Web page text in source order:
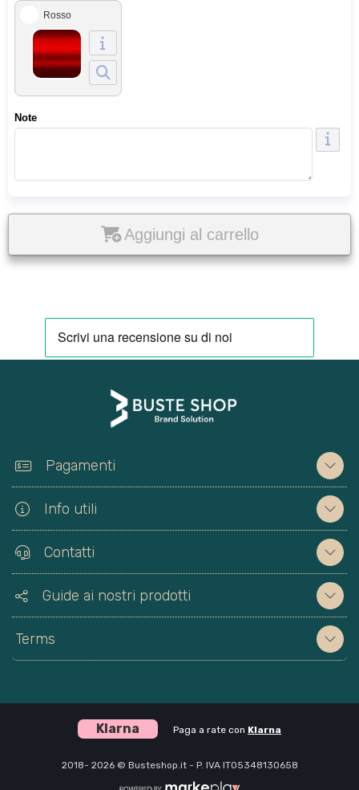
Rosso
Note
Aggiungi al carrello
Pagamenti
Info utili
Contatti
Guide ai nostri prodotti
Terms
Klarna Paga a rate con Klarna
2018- 2026 © Busteshop.it - P. IVA IT05348130658